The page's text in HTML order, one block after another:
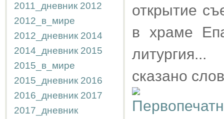
2011_дневник 2012
2012_в_мире
2012_дневник 2014
2014_дневник 2015
2015_в_мире
2015_дневник 2016
2016_дневник 2017
2017_дневник
открытие
в храме
сказано